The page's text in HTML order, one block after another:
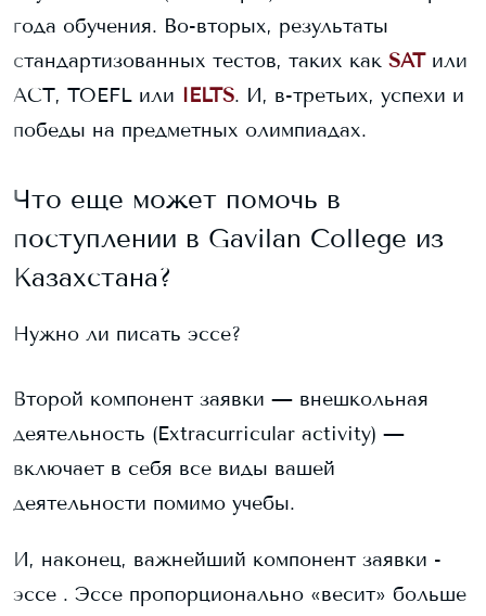
года обучения. Во-вторых, результаты
стандартизованных тестов, таких как SAT или
ACT, TOEFL или IELTS. И, в-третьих, успехи и
победы на предметных олимпиадах.
Что еще может помочь в
поступлении в Gavilan College из
Казахстана?
Нужно ли писать эссе?
Второй компонент заявки — внешкольная
деятельность (Extracurricular activity) —
включает в себя все виды вашей
деятельности помимо учебы.
И, наконец, важнейший компонент заявки -
эссе . Эссе пропорционально «весит» больше